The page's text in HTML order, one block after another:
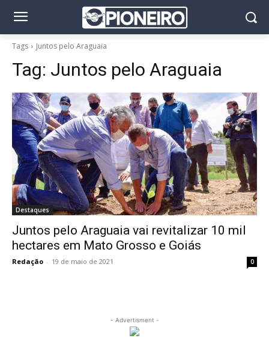
Tags Juntos pelo Araguaia
Tag: Juntos pelo Araguaia
Destaques
Juntos pelo Araguaia vai revitalizar 10 mil
hectares em Mato Grosso e Goiás
Redação - 19 de maio de 2021 0
- Advertisment -